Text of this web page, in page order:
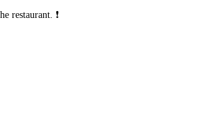
restaurant. ❗️